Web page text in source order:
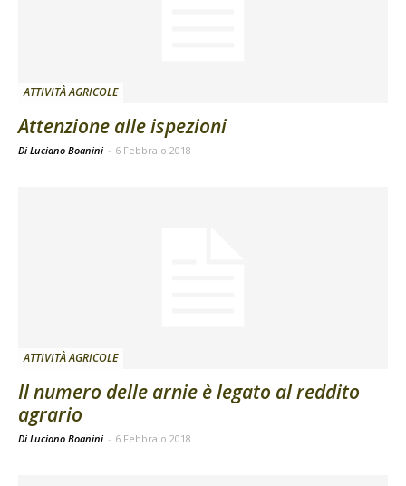
ATTIVITÀ AGRICOLE
Attenzione alle ispezioni
Di Luciano Boanini - 6 Febbraio 2018
ATTIVITÀ AGRICOLE
Il numero delle arnie è legato al reddito
agrario
Di Luciano Boanini - 6 Febbraio 2018